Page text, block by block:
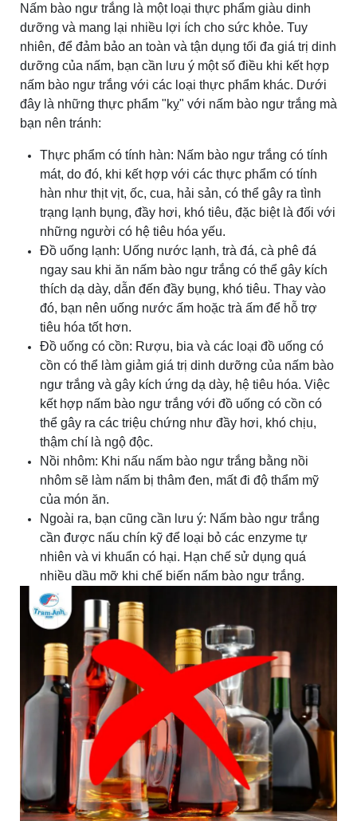
Nấm bào ngư trắng là một loại thực phẩm giàu dinh
dưỡng và mang lại nhiều lợi ích cho sức khỏe. Tuy
nhiên, để đảm bảo an toàn và tận dụng tối đa giá trị dinh
dưỡng của nấm, bạn cần lưu ý một số điều khi kết hợp
nấm bào ngư trắng với các loại thực phẩm khác. Dưới
đây là những thực phẩm "kỵ" với nấm bào ngư trắng mà
bạn nên tránh:
Thực phẩm có tính hàn: Nấm bào ngư trắng có tính
mát, do đó, khi kết hợp với các thực phẩm có tính
hàn như thịt vịt, ốc, cua, hải sản, có thể gây ra tình
trạng lạnh bụng, đầy hơi, khó tiêu, đặc biệt là đối với
những người có hệ tiêu hóa yếu.
Đồ uống lạnh: Uống nước lạnh, trà đá, cà phê đá
ngay sau khi ăn nấm bào ngư trắng có thể gây kích
thích dạ dày, dẫn đến đầy bụng, khó tiêu. Thay vào
đó, bạn nên uống nước ấm hoặc trà ấm để hỗ trợ
tiêu hóa tốt hơn.
Đồ uống có cồn: Rượu, bia và các loại đồ uống có
cồn có thể làm giảm giá trị dinh dưỡng của nấm bào
ngư trắng và gây kích ứng dạ dày, hệ tiêu hóa. Việc
kết hợp nấm bào ngư trắng với đồ uống có cồn có
thể gây ra các triệu chứng như đầy hơi, khó chịu,
thậm chí là ngộ độc.
Nồi nhôm: Khi nấu nấm bào ngư trắng bằng nồi
nhôm sẽ làm nấm bị thâm đen, mất đi độ thẩm mỹ
của món ăn.
Ngoài ra, bạn cũng cần lưu ý: Nấm bào ngư trắng
cần được nấu chín kỹ để loại bỏ các enzyme tự
nhiên và vi khuẩn có hại. Hạn chế sử dụng quá
nhiều dầu mỡ khi chế biến nấm bào ngư trắng.